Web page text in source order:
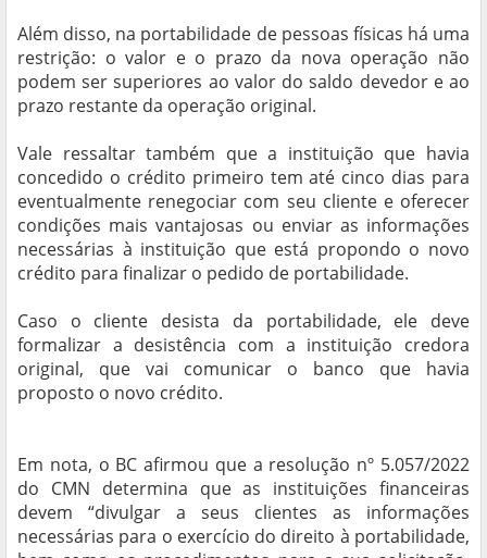
Além disso, na portabilidade de pessoas físicas há uma
restrição: o valor e o prazo da nova operação não
podem ser superiores ao valor do saldo devedor e ao
prazo restante da operação original.
Vale ressaltar também que a instituição que havia
concedido o crédito primeiro tem até cinco dias para
eventualmente renegociar com seu cliente e oferecer
condições mais vantajosas ou enviar as informações
necessárias à instituição que está propondo o novo
crédito para finalizar o pedido de portabilidade.
Caso o cliente desista da portabilidade, ele deve
formalizar a desistência com a instituição credora
original, que vai comunicar o banco que havia
proposto o novo crédito.
Em nota, o BC afirmou que a resolução nº 5.057/2022
do CMN determina que as instituições financeiras
devem “divulgar a seus clientes as informações
necessárias para o exercício do direito à portabilidade,